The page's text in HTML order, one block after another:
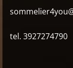
tel. 3927274790